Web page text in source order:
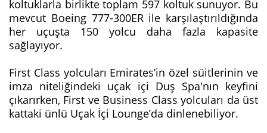
koltuklarla birlikte toplam 597 koltuk sunuyor. Bu
mevcut Boeing 777-300ER ile karşılaştırıldığında
her uçuşta 150 yolcu daha fazla kapasite
sağlayıyor.
First Class yolcuları Emirates’in özel süitlerinin ve
imza niteliğindeki uçak içi Duş Spa'nın keyfini
çıkarırken, First ve Business Class yolcuları da üst
kattaki ünlü Uçak İçi Lounge’da dinlenebiliyor.